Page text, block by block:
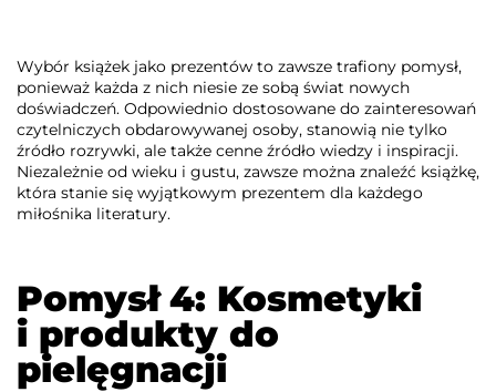
Wybór książek jako prezentów to zawsze trafiony pomysł,
ponieważ każda z nich niesie ze sobą świat nowych
doświadczeń. Odpowiednio dostosowane do zainteresowań
czytelniczych obdarowywanej osoby, stanowią nie tylko
źródło rozrywki, ale także cenne źródło wiedzy i inspiracji.
Niezależnie od wieku i gustu, zawsze można znaleźć książkę,
która stanie się wyjątkowym prezentem dla każdego
miłośnika literatury.
Pomysł 4: Kosmetyki
i produkty do
pielęgnacji